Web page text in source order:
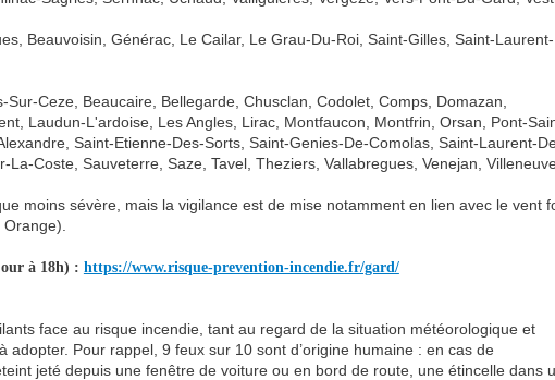
Beauvoisin, Générac, Le Cailar, Le Grau-Du-Roi, Saint-Gilles, Saint-Laurent-
Sur-Ceze, Beaucaire, Bellegarde, Chusclan, Codolet, Comps, Domazan,
Laudun-L'ardoise, Les Angles, Lirac, Montfaucon, Montfrin, Orsan, Pont-
Saint-Etienne-Des-Sorts, Saint-Genies-De-Comolas, Saint-Laurent-
Coste, Sauveterre, Saze, Tavel, Theziers, Vallabregues, Venejan,
moins sévère, mais la vigilance est de mise notamment en lien avec le vent
à 18h) : https://www.risque-prevention-incendie.fr/gard/
face au risque incendie, tant au regard de la situation météorologique et
Pour rappel, 9 feux sur 10 sont d’origine humaine : en cas de
jeté depuis une fenêtre de voiture ou en bord de route, une étincelle dans